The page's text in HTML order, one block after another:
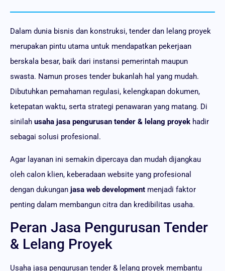
Dalam dunia bisnis dan konstruksi, tender dan lelang proyek
merupakan pintu utama untuk mendapatkan pekerjaan
berskala besar, baik dari instansi pemerintah maupun
swasta. Namun proses tender bukanlah hal yang mudah.
Dibutuhkan pemahaman regulasi, kelengkapan dokumen,
ketepatan waktu, serta strategi penawaran yang matang. Di
sinilah usaha jasa pengurusan tender & lelang proyek hadir
sebagai solusi profesional.
Agar layanan ini semakin dipercaya dan mudah dijangkau
oleh calon klien, keberadaan website yang profesional
dengan dukungan jasa web development menjadi faktor
penting dalam membangun citra dan kredibilitas usaha.
Peran Jasa Pengurusan Tender
& Lelang Proyek
Usaha jasa pengurusan tender & lelang proyek membantu